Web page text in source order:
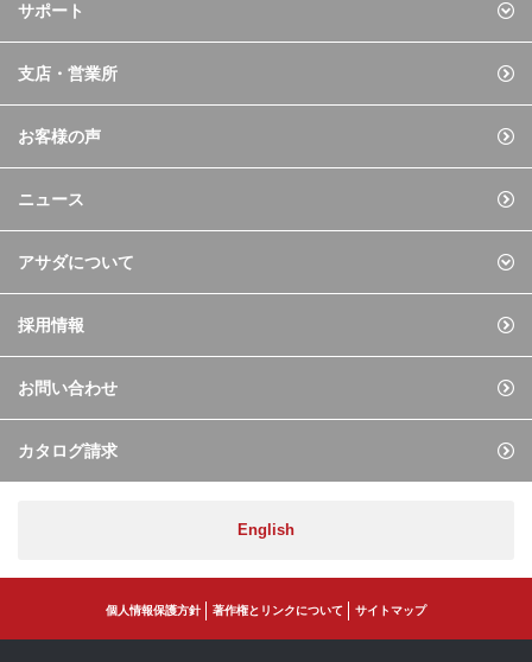
サポート
支店・営業所
お客様の声
ニュース
アサダについて
採用情報
お問い合わせ
カタログ請求
English
個人情報保護方針 著作権とリンクについて サイトマップ